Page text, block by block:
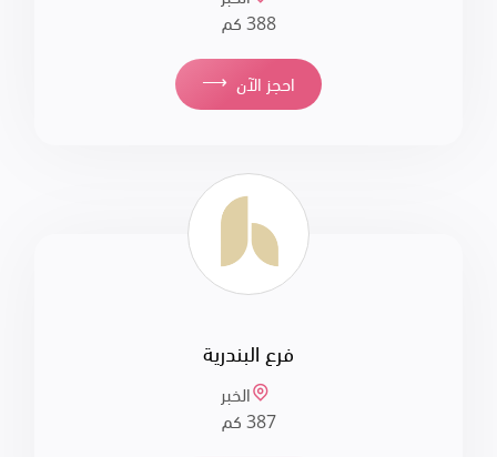
388 كم
⟶ احجز الآن
فرع البندرية
الخبر
387 كم